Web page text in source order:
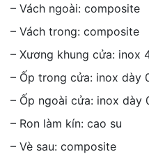
– Vách ngoài: composite
– Vách trong: composite
– Xương khung cửa: inox
– Ốp trong cửa: inox dày
– Ốp ngoài cửa: inox dày
– Ron làm kín: cao su
– Vè sau: composite